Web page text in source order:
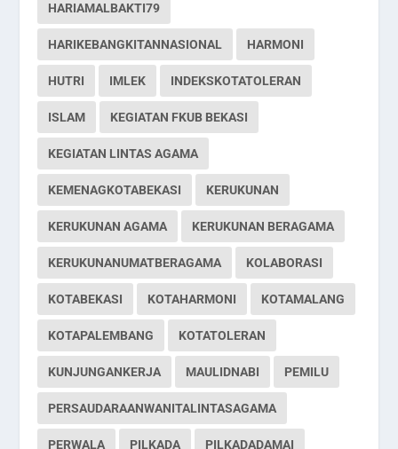
HARIAMALBAKTI79
HARIKEBANGKITANNASIONAL HARMONI
HUTRI IMLEK INDEKSKOTATOLERAN
ISLAM KEGIATAN FKUB BEKASI
KEGIATAN LINTAS AGAMA
KEMENAGKOTABEKASI KERUKUNAN
KERUKUNAN AGAMA KERUKUNAN BERAGAMA
KERUKUNANUMATBERAGAMA KOLABORASI
KOTABEKASI KOTAHARMONI KOTAMALANG
KOTAPALEMBANG KOTATOLERAN
KUNJUNGANKERJA MAULIDNABI PEMILU
PERSAUDARAANWANITALINTASAGAMA
PERWALA PILKADA PILKADADAMAI